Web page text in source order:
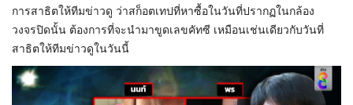
การสาธิตให้ทีมข่าวดู ว่าสก็อตเทปที่หาซื้อในวันที่ปรากฏในกล้อง
วงจรปิดนั้น ต้องการที่จะนำมาขูดเลขคัทซี เหมือนเช่นเดียวกับวันที่
สาธิตให้ทีมข่าวดูในวันนี้